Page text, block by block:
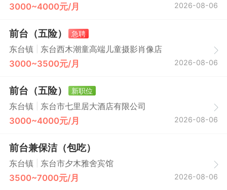
3000~4000元/月 2026-08-06
前台（五险）
急聘
东台镇
东台西木潮童高端儿童摄影肖像店
3000~3500元/月 2026-08-06
前台（五险）
新职位
东台镇
东台市七里居大酒店有限公司
3000~4000元/月 2026-08-06
前台兼保洁（包吃）
东台镇 东台市夕木雅舍宾馆
3500~7000元/月 2026-08-06